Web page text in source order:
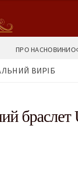
ПРО НАСНОВИНИ
ВИРІБ